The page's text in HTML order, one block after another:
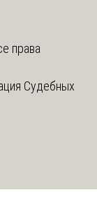
права
Судебных